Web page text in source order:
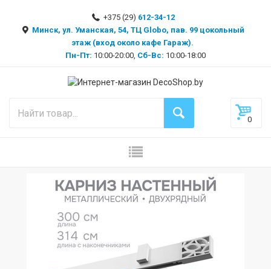
+375 (29) 612-34-12
Минск, ул. Уманская, 54, ТЦ Globo, пав. 99 цокольный
этаж (вход около кафе Гараж).
Пн-Пт: 10:00-20:00, Сб-Вс: 10:00-18:00
0